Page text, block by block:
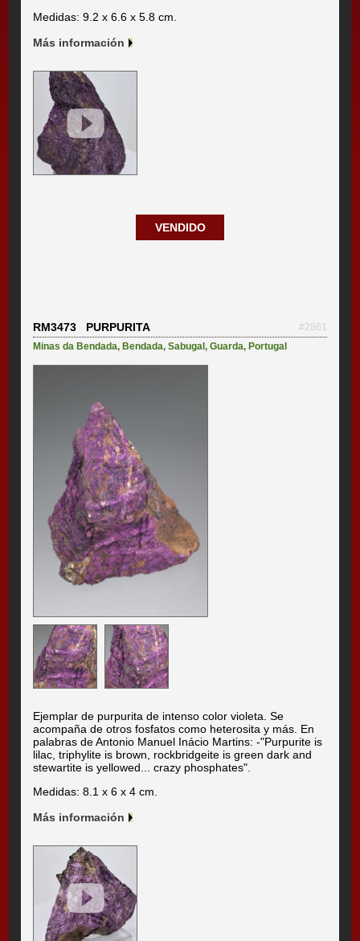
Medidas: 9.2 x 6.6 x 5.8 cm.
Más información
VENDIDO
RM3473 PURPURITA
#2861
Minas da Bendada,Bendada,Sabugal,Guarda,Portugal
Ejemplar de purpurita de intenso color violeta. Se
acompaña de otros fosfatos como heterosita y más. En
palabras de Antonio Manuel Inácio Martins: -"Purpurite is
lilac, triphylite is brown, rockbridgeite is green dark and
stewartite is yellowed... crazy phosphates".
Medidas: 8.1 x 6 x 4 cm.
Más información